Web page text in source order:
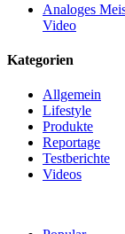
Analoges
Video
Kategorien
Allgemein
Lifestyle
Produkte
Reportage
Testberichte
Videos